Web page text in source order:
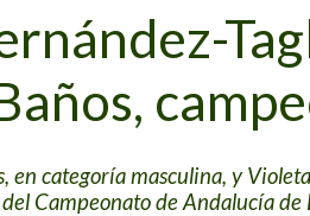
en categoría masculina, y
Campeonato de Andalucía